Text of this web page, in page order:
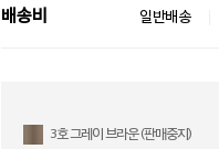
배송비 일반배송
3호 그레이 브라운 (판매중지)